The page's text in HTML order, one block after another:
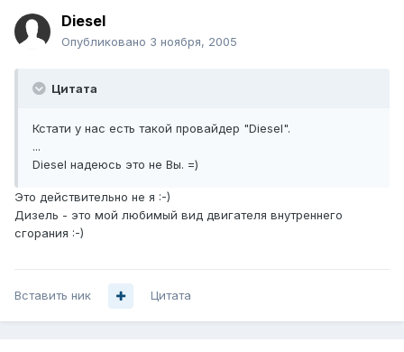
Diesel
Опубликовано 3 ноября, 2005
Цитата
Кстати у нас есть такой провайдер "Diesel".
...
Diesel надеюсь это не Вы. =)
Это действительно не я :-)
Дизель - это мой любимый вид двигателя внутреннего
сгорания :-)
Вставить ник Цитата